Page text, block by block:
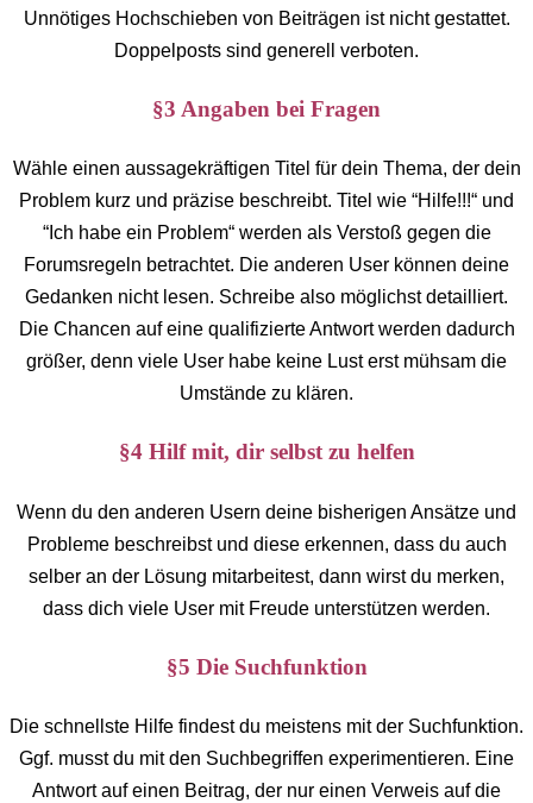
Unnötiges Hochschieben von Beiträgen ist nicht gestattet.
Doppelposts sind generell verboten.
§3 Angaben bei Fragen
Wähle einen aussagekräftigen Titel für dein Thema, der dein
Problem kurz und präzise beschreibt. Titel wie “Hilfe!!!“ und
“Ich habe ein Problem“ werden als Verstoß gegen die
Forumsregeln betrachtet. Die anderen User können deine
Gedanken nicht lesen. Schreibe also möglichst detailliert.
Die Chancen auf eine qualifizierte Antwort werden dadurch
größer, denn viele User habe keine Lust erst mühsam die
Umstände zu klären.
§4 Hilf mit, dir selbst zu helfen
Wenn du den anderen Usern deine bisherigen Ansätze und
Probleme beschreibst und diese erkennen, dass du auch
selber an der Lösung mitarbeitest, dann wirst du merken,
dass dich viele User mit Freude unterstützen werden.
§5 Die Suchfunktion
Die schnellste Hilfe findest du meistens mit der Suchfunktion.
Ggf. musst du mit den Suchbegriffen experimentieren. Eine
Antwort auf einen Beitrag, der nur einen Verweis auf die